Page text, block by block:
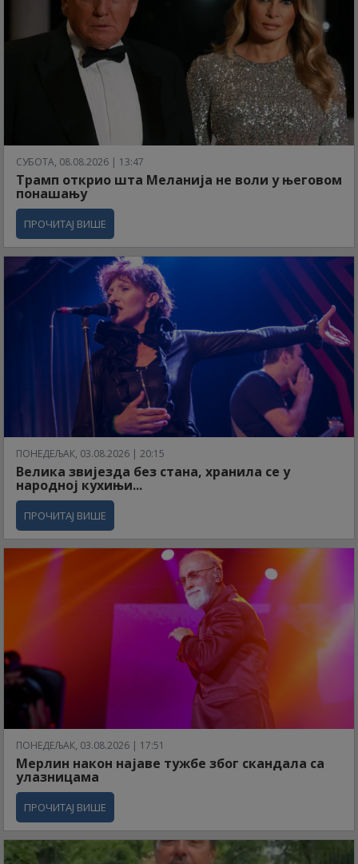
СУБОТА, 08.08.2026 | 13:47
Трамп открио шта Меланија не воли у његовом
понашању
ПРОЧИТАЈ ВИШЕ
ПОНЕДЕЉАК, 03.08.2026 | 20:15
Велика звијезда без стана, хранила се у
народној кухињи...
ПРОЧИТАЈ ВИШЕ
ПОНЕДЕЉАК, 03.08.2026 | 17:51
Мерлин након најаве тужбе због скандала са
улазницама
ПРОЧИТАЈ ВИШЕ